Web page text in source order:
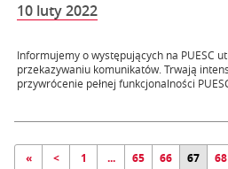
10 luty 2022
Informujemy o występujących na PUESC
przekazywaniu komunikatów. Trwają
przywrócenie pełnej funkcjonalności
« < 1 ... 65 66 67 68